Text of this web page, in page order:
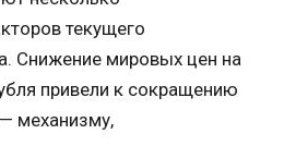
текущего
Снижение мировых цен на
привели к сокращению
механизму,